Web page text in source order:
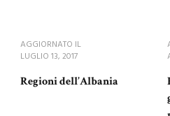
AGGIORNATO IL
LUGLIO 13, 2017
Regioni dell’Albania